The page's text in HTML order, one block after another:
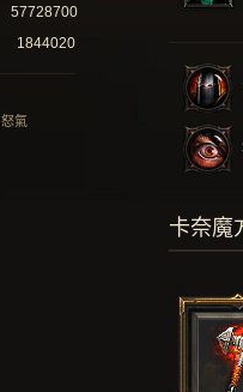
57728700
1844020
怒氣
卡奈魔